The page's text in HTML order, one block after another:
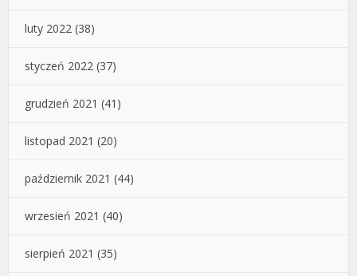
luty 2022 (38)
styczeń 2022 (37)
grudzień 2021 (41)
listopad 2021 (20)
październik 2021 (44)
wrzesień 2021 (40)
sierpień 2021 (35)